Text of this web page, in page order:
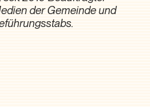
der Gemeinde und